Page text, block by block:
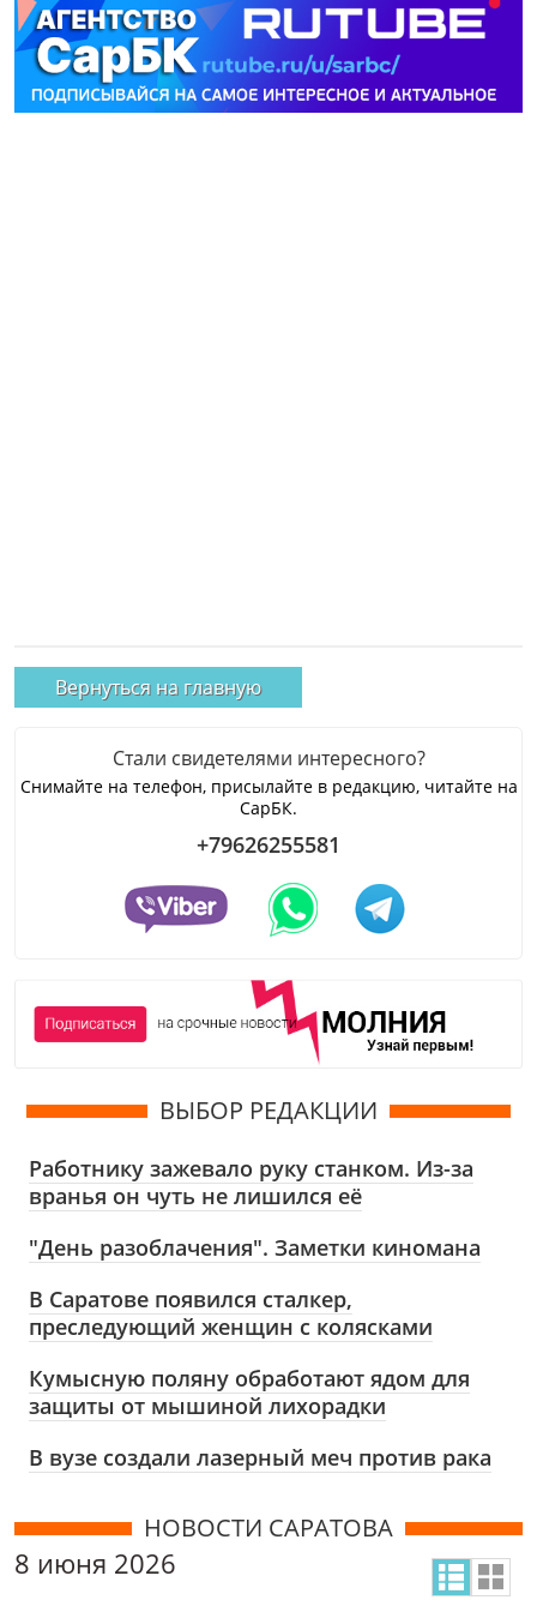
Вернуться на главную
Стали свидетелями интересного?
Снимайте на телефон, присылайте в редакцию, читайте на
СарБК.
+79626255581
ВЫБОР РЕДАКЦИИ
Работнику зажевало руку станком. Из-за
вранья он чуть не лишился её
"День разоблачения". Заметки киномана
В Саратове появился сталкер,
преследующий женщин с колясками
Кумысную поляну обработают ядом для
защиты от мышиной лихорадки
В вузе создали лазерный меч против рака
НОВОСТИ САРАТОВА
8 июня 2026